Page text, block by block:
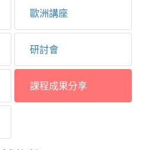
歐洲講座
研討會
課程成果分享